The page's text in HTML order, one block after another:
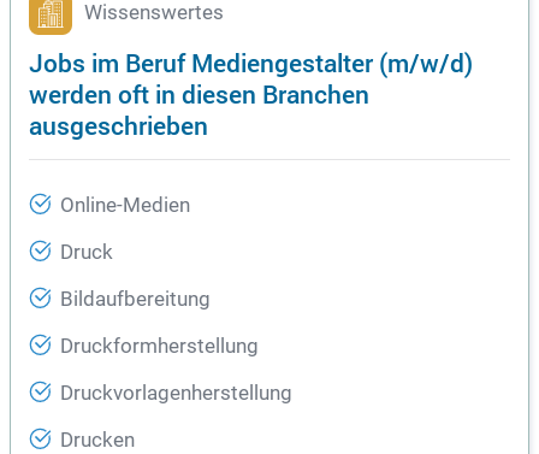
Wissenswertes
Jobs im Beruf Mediengestalter (m/w/d)
werden oft in diesen Branchen
ausgeschrieben
Online-Medien
Druck
Bildaufbereitung
Druckformherstellung
Druckvorlagenherstellung
Drucken